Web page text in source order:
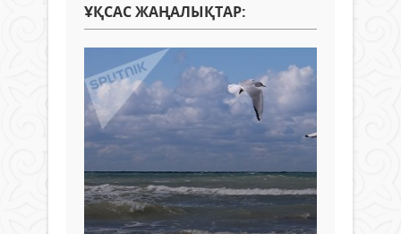
ҰҚСАС ЖАҢАЛЫҚТАР: